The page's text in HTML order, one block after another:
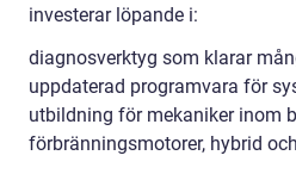
investerar löpande i:
diagnosverktyg som klarar
uppdaterad programvara för
utbildning för mekaniker inom
förbränningsmotorer, hybrid